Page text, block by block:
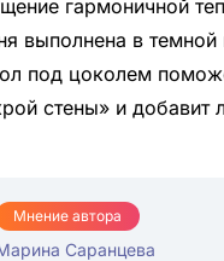
гармоничной
выполнена в темной
под цоколем
стены» и добавит
Мнение автора
Саранцева